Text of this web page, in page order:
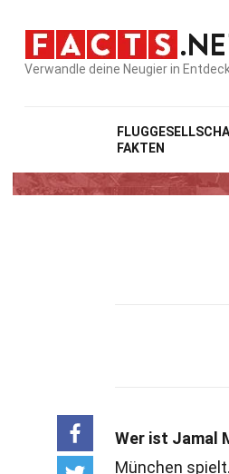
Verwandle deine Neugier in
FAKTEN
Wer ist Jamal
München spielt.